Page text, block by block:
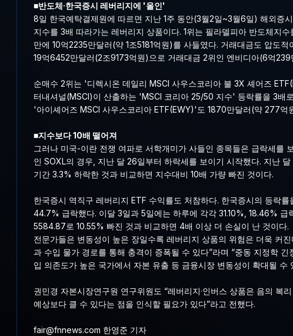
■반도체·한국증시 레버리지에 '올인'
8일 한국예탁결제원에 따르면 지난 1주 동안(3월2일~3월6일) 해외증
지수를 3배 따라가는 레버리지 상품이다. 1위는 필라델피아 반도체지
만에 10억2235만달러(약 1조5181억원)를 사들였다. 거래대금도 압도
19억6452만달러(2조9173억원)으로 거래대금 2위인 엔비디아(6억
순매수 2위는 '디렉시온 데일리 MSCI 사우스코리아 불 3X 셰어즈
터내셔널(MSCI)이 산출하는 'MSCI 코리아 25/50 지수' 등락률을 3배
'아이셰어즈 MSCI 사우스코리아 ETF(EWY)'도 1870만달러(약 277억
■지수보다 10배 떨어져
그러나 미국-이란 전쟁 여파로 서학개미가 사들인 종목들은 급락세를
인 SOXL의 경우, 지난 달 26일부터 하락세를 보이기 시작했다. 지난
기간 3.3% 하락한 것과 비교하면 지수대비 10배 가량 빠진 것이다.
한국증시 역직구 레버리지 ETF 수익률도 처참하다. 한국증시의 등락
44.7% 급락했다. 이달 3일과 5일에는 하루에 각각 31.10%, 18.46%
5584.87로 10.55% 빠진 것과 비교하면 4배 이상 더 손실이 난 것이다.
전문가들은 변동성이 높은 장일수록 레버리지 상품의 위험은 더욱 커
과 수입 물가 경로를 통해 충격이 증폭될 수 있다”라며 “중동 지정학
입 의존도가 높은 국가에서 자본 유출 등 금융시장 변동성이 확대될 수
권민경 자본시장연구원 연구위원도 “레버리지·인버스 상품은 음의 복
예상보다 클 수 있다는 점을 인식할 필요가 있다”라고 전했다.
fair@fnnews.com 한영준 기자